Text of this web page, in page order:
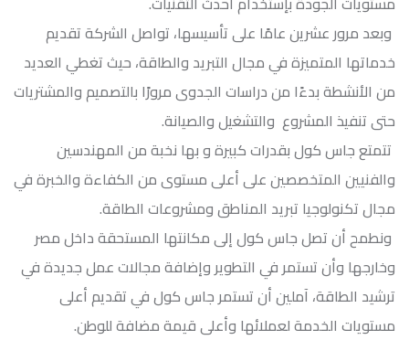
وبعد مرور عشرين عامًا على تأسيسها، تواصل الشركة تقديم
خدماتها المتميزة في مجال التبريد والطاقة، حيث تغطي العديد
من الأنشطة بدءًا من دراسات الجدوى مرورًا بالتصميم والمشتريات
حتى تنفيذ المشروع والتشغيل والصيانة.
تتمتع جاس كول بقدرات كبيرة و بها نخبة من المهندسين
والفنيين المتخصصين على أعلى مستوى من الكفاءة والخبرة في
مجال تكنولوجيا تبريد المناطق ومشروعات الطاقة.
ونطمح أن تصل جاس كول إلى مكانتها المستحقة داخل مصر
وخارجها وأن تستمر في التطوير وإضافة مجالات عمل جديدة في
ترشيد الطاقة، آملين أن تستمر جاس كول في تقديم أعلى
مستويات الخدمة لعملائها وأعلى قيمة مضافة للوطن.